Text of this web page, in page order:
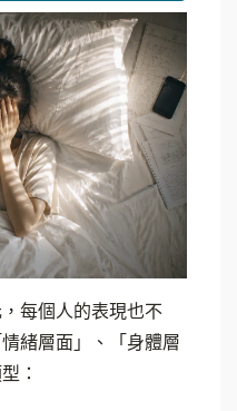
每個人的表現也不
緒層面」、「身體層
：